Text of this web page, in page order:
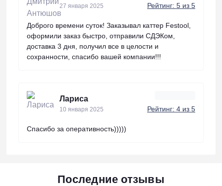
27 января 2025 Рейтинг: 5 из 5
Доброго времени суток! Заказывал каттер Festool,
оформили заказ быстро, отправили СДЭКом,
доставка 3 дня, получил все в целости и
сохранности, спасибо вашей компании!!!
Лариса
10 января 2025 Рейтинг: 4 из 5
Спасибо за оперативность)))))
Последние отзывы